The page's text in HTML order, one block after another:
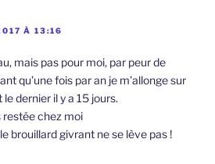
À 13:16
mais pas pour moi, par peur de
qu’une fois par an je m’allonge sur
dernier il y a 15 jours.
restée chez moi
brouillard givrant ne se lève pas !